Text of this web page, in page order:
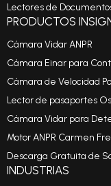
Lectores de
PRODUCTOS
Cámara Vidar ANPR
Cámara Einar para
Cámara de Velocidad
Lector de pasaportes
Cámara Vidar para
Motor ANPR Carmen
Descarga Gratuita de
INDUSTRIAS